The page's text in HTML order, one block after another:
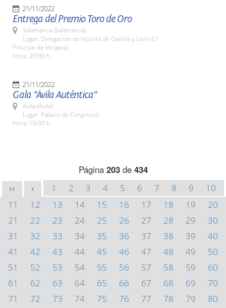
21/11/2022
Entrega del Premio Toro de Oro
Salamanca (Salamanca)
Lugar: Delegación de la Junta de Castilla y León (C/
Príncipe de Vergara)
Hora: 20:00 h.
21/11/2022
Gala "Ávila Auténtica"
Ávila (Ávila)
Lugar: Palacio de Congresos
Hora: 19:00 h.
Página 203de 434
<< < 1 2 3 4 5 6 7 8 9
10
11
12 13 14 15 16 17 18 19
20
21
22 23 24 25 26 27 28 29
30
31
32 33 34 35 36 37 38 39
40
41
42 43 44 45 46 47 48 49
50
51
52 53 54 55 56 57 58 59
60
61
62 63 64 65 66 67 68 69
70
71
72 73 74 75 76 77 78 79
80